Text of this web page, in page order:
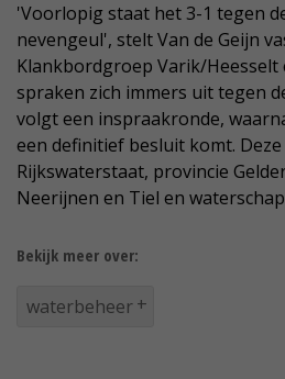
'Voorlopig staat het 3-1 tegen
nevengeul', stelt Van de Geijn
Klankbordgroep Varik/Heesselt
spraken zich immers uit tegen
volgt een inspraakronde,
een definitief besluit komt.
Rijkswaterstaat, provincie
Neerijnen en Tiel en
Bekijk meer over:
waterbeheer